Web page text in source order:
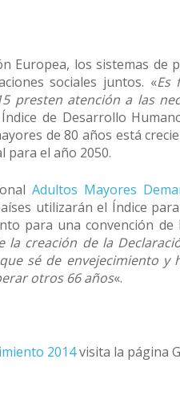
Europea, los sistemas de
sociales juntos. «Es
presten atención a las
de Desarrollo
de 80 años está
para el año 2050.
Adultos Mayores
utilizarán el Índice
para una convención
la creación de la
sé de envejecimiento
otros 66 años«.
2014visita la página